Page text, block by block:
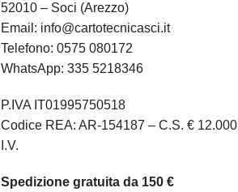
52010 – Soci (Arezzo)
Email: info@cartotecnicasci.it
Telefono: 0575 080172
WhatsApp: 335 5218346
P.IVA IT01995750518
Codice REA: AR-154187 – C.S. € 12.000
I.V.
Spedizione gratuita da 150 €